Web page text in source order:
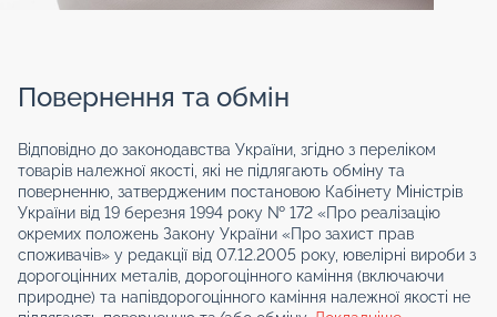
Повернення та обмін
Відповідно до законодавства України, згідно з переліком
товарів належної якості, які не підлягають обміну та
поверненню, затвердженим постановою Кабінету Міністрів
України від 19 березня 1994 року № 172 «Про реалізацію
окремих положень Закону України «Про захист прав
споживачів» у редакції від 07.12.2005 року, ювелірні вироби з
дорогоцінних металів, дорогоцінного каміння (включаючи
природне) та напівдорогоцінного каміння належної якості не